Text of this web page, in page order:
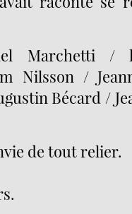
Marchetti /
Nilsson /
Bécard /
de tout relier.